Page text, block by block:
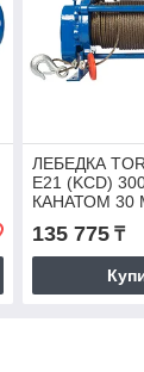
ЛЕБЕДКА
E21 (KCD)
КАНАТОМ 30
135 775₸